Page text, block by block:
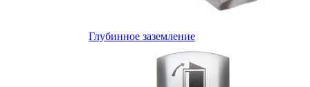
Глубинное заземление